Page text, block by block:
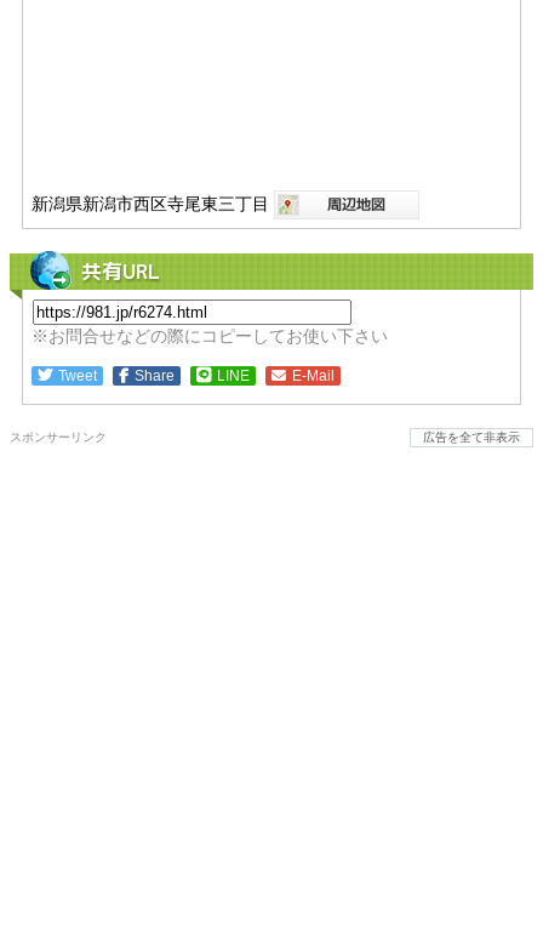
新潟県新潟市西区寺尾東三丁目
共有URL
※お問合せなどの際にコピーしてお使い下さい
Tweet Share LINE E-Mail
スポンサーリンク 広告を全て非表示